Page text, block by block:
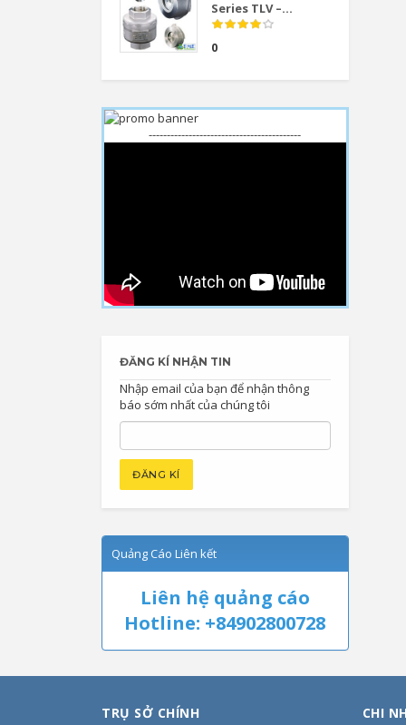
Series TLV –...
0
------------------------------------------
ĐĂNG KÍ NHẬN TIN
Nhập email của bạn để nhận thông
báo sớm nhất của chúng tôi
Quảng Cáo Liên kết
Liên hệ quảng cáo
Hotline: +84902800728
TRỤ SỞ CHÍNH CHI